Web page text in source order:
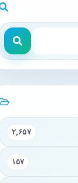
۲,۶۵۷
۱۵۷